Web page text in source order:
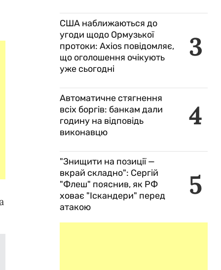
3
США наближаються до
угоди щодо Ормузької
протоки: Axios повідомляє,
що оголошення очікують
уже сьогодні
4
Автоматичне стягнення
всіх боргів: банкам дали
годину на відповідь
виконавцю
5
"Знищити на позиції —
вкрай складно": Сергій
"Флеш" пояснив, як РФ
ховає "Іскандери" перед
атакою